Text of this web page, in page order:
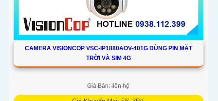
CAMERA VISIONCOP VSC-IP1880AOV-401G DÙNG PIN MẶT
TRỜI VÀ SIM 4G
Giá Bán: liên hệ